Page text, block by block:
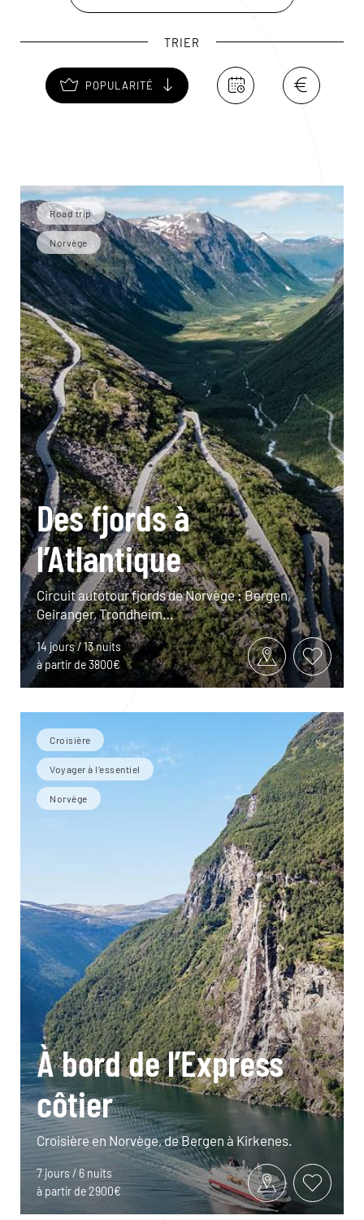
manquer la promenade en bateau jusqu’à l’île
TRIER
POPULARITÉ
Road trip
Norvège
Des fjords à
l’Atlantique
Circuit autotour fjords de Norvège : Bergen,
Geiranger, Trondheim…
14 jours / 13 nuits
à partir de 3800€
Croisière
Voyager à l’essentiel
Norvège
À bord de l’Express
côtier
Croisière en Norvège, de Bergen à Kirkenes.
7 jours / 6 nuits
à partir de 2900€